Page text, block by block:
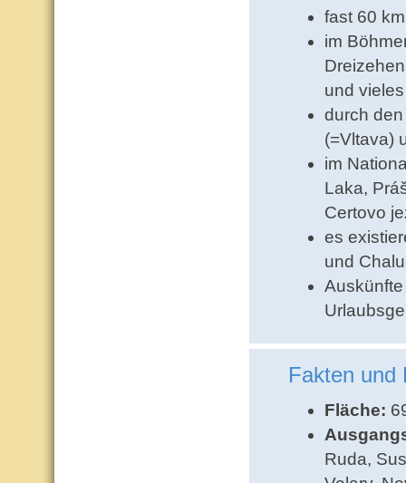
fast 60
im
und
durch
(=Vltava)
im
Laka,
Certovo
es
und
Fakten und
Fläche:
Ruda,